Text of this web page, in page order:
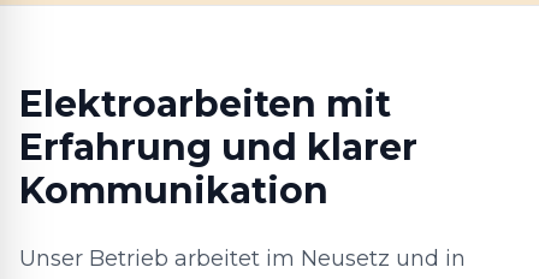
Elektroarbeiten mit
Erfahrung und klarer
Kommunikation
Unser Betrieb arbeitet im Neusetz und in